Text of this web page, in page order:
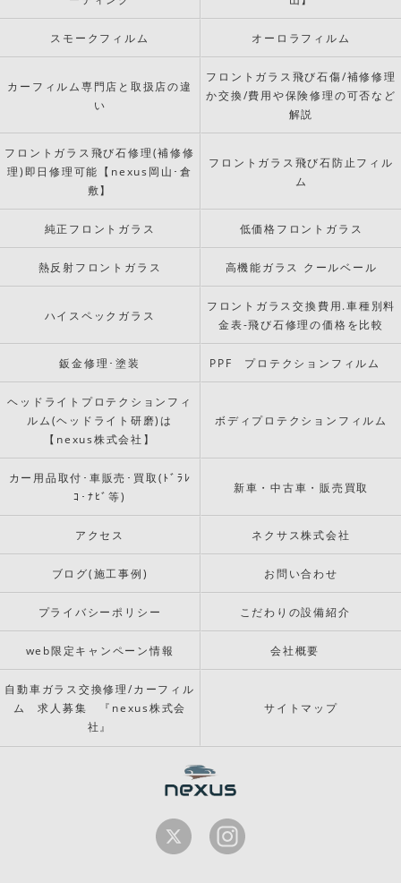
スモークフィルム オーロラフィルム
カーフィルム専門店と取扱店の違
い
フロントガラス飛び石傷/補修修理
か交換/費用や保険修理の可否など
解説
フロントガラス飛び石修理(補修修
理)即日修理可能【nexus岡山･倉
敷】
フロントガラス飛び石防止フィル
ム
純正フロントガラス 低価格フロントガラス
熱反射フロントガラス 高機能ガラス クールベール
ハイスペックガラス
フロントガラス交換費用.車種別料
金表-飛び石修理の価格を比較
鈑金修理･塗装 PPF プロテクションフィルム
ヘッドライトプロテクションフィ
ルム(ヘッドライト研磨)は
【nexus株式会社】
ボディプロテクションフィルム
カー用品取付･車販売･買取(ﾄﾞﾗﾚ
ｺ･ﾅﾋﾞ等)
新車・中古車・販売買取
アクセス ネクサス株式会社
ブログ(施工事例) お問い合わせ
プライバシーポリシー こだわりの設備紹介
web限定キャンペーン情報 会社概要
自動車ガラス交換修理/カーフィル
ム 求人募集 『nexus株式会
社』
サイトマップ